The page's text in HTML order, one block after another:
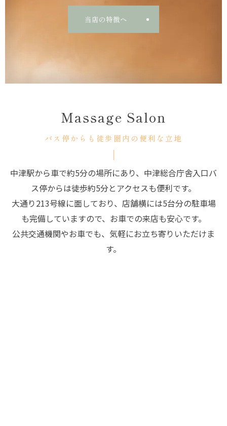
当店の特徴へ
バス停からも徒歩圏内の便利な立地
Massage Salon
中津駅から車で約5分の場所にあり、中津総合庁舎入口バ
ス停からは徒歩約5分とアクセスも便利です。
大通り213号線に面しており、店舗横には5台分の駐車場
も完備していますので、お車での来店も安心です。
公共交通機関やお車でも、気軽にお立ち寄りいただけま
す。